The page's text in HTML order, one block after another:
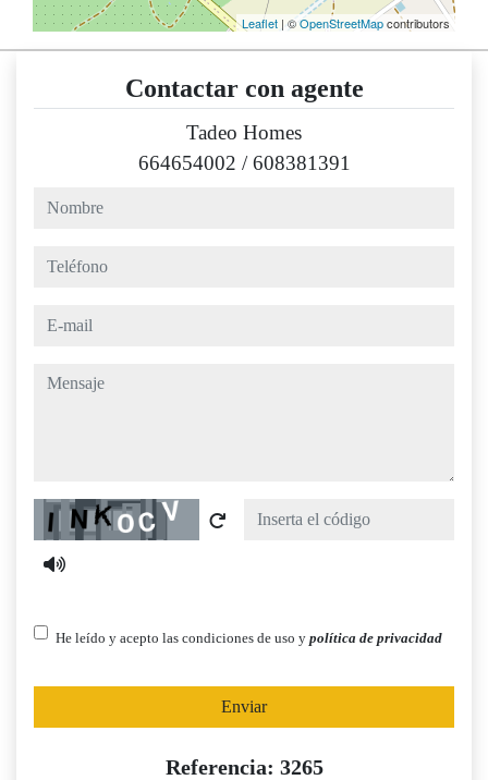
Leaflet | ©OpenStreetMapcontributors
Contactar con agente
Tadeo Homes
664654002 /608381391
nombre
teléfono
e-mail
mensaje
Captcha
He leído y acepto las condiciones de uso y política de privacidad
Enviar
Referencia: 3265